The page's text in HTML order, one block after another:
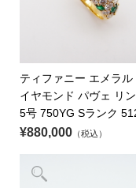
ティファニー エメラル
イヤモンド パヴェ リ
5号 750YG Sランク
¥880,000（税込）